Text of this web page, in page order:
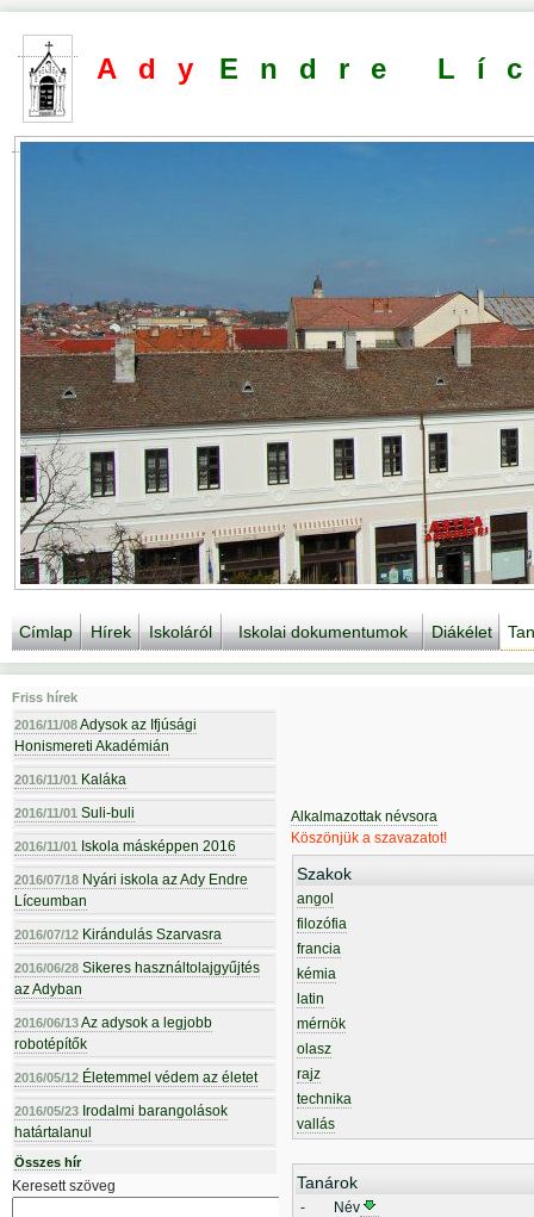
Ady Endre
Címlap Hírek Iskoláról Iskolai dokumentumok Diákélet
Friss hírek
2016/11/08Adysok az Ifjúsági
Honismereti Akadémián
2016/11/01 Kaláka
2016/11/01 Suli-buli
2016/11/01 Iskola másképpen 2016
2016/07/18 Nyári iskola az Ady Endre
Líceumban
2016/07/12 Kirándulás Szarvasra
2016/06/28 Sikeres használtolajgyűjtés
az Adyban
2016/06/13Az adysok a legjobb
robotépítők
2016/05/12 Életemmel védem az életet
2016/05/23 Irodalmi barangolások
határtalanul
Összes hír
Keresett szöveg
Alkalmazottak névsora
Köszönjük a szavazatot!
Szakok
angol
filozófia
francia
kémia
latin
mérnök
olasz
rajz
technika
vallás
Tanárok
- Név